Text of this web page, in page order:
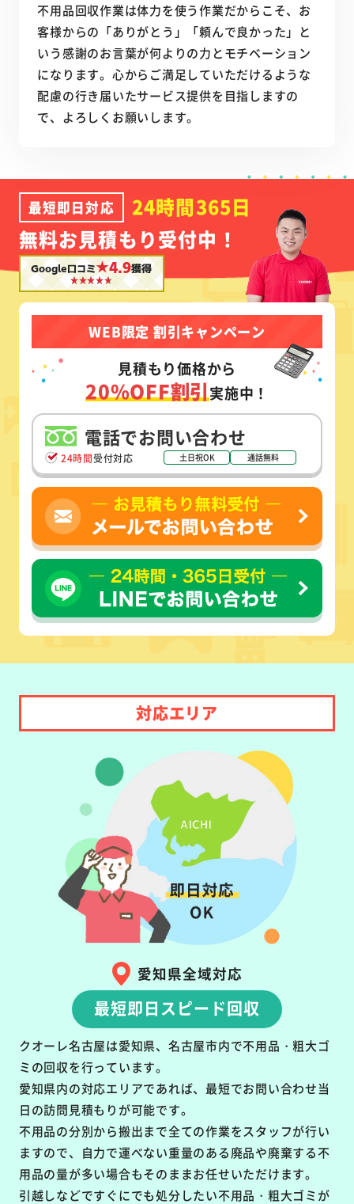
不用品回収作業は体力を使う作業だからこそ、お
客様からの「ありがとう」「頼んで良かった」と
いう感謝のお言葉が何よりの力とモチベーション
になります。心からご満足していただけるような
配慮の行き届いたサービス提供を目指しますの
で、よろしくお願いします。
最短即日対応
24時間365日
無料お見積もり受付中！
Google口コミ★4.9獲得
WEB限定 割引キャンペーン
見積もり価格から
20%OFF割引実施中！
電話でお問い合わせ
24時間受付対応 土日祝OK 通話無料
対応エリア
愛知県全域対応
最短即日スピード回収
クオーレ名古屋は愛知県、名古屋市内で不用品・粗大ゴ
ミの回収を行っています。
愛知県内の対応エリアであれば、最短でお問い合わせ当
日の訪問見積もりが可能です。
不用品の分別から搬出まで全ての作業をスタッフが行い
ますので、自力で運べない重量のある廃品や廃棄する不
用品の量が多い場合もそのままお任せいただけます。
引越しなどですぐにでも処分したい不用品・粗大ゴミが